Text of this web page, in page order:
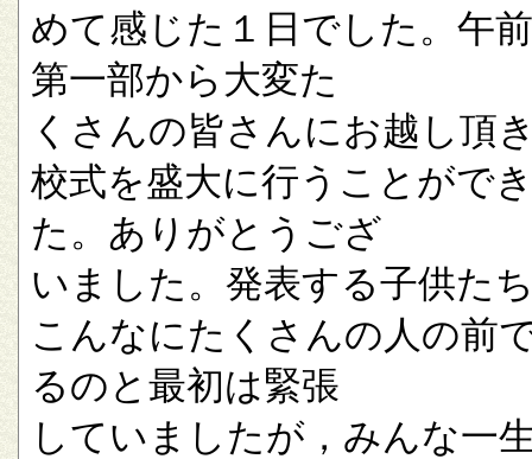
めて感じた１日でした。午
第一部から大変た
くさんの皆さんにお越し頂
校式を盛大に行うことがで
た。ありがとうござ
いました。発表する子供た
こんなにたくさんの人の前
るのと最初は緊張
していましたが，みんな一